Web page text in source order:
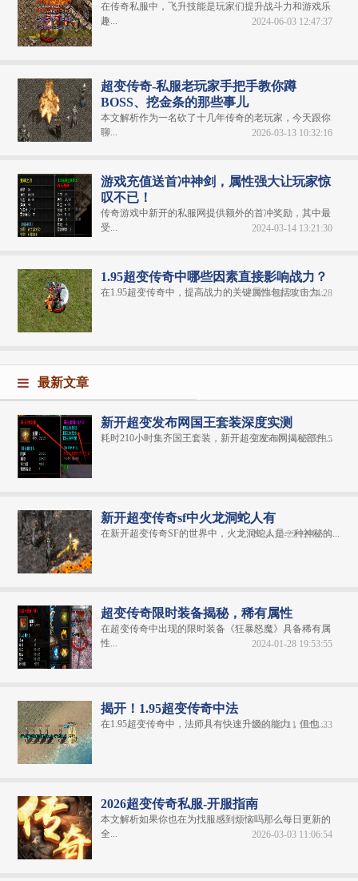
在传奇私服中，飞升技能是玩家们提升战斗力和游戏乐
趣...
2024-06-03 12:47:37
超变传奇-私服老玩家手把手教你蹲
BOSS、挖金条的那些事儿
本文解析作为一名砍了十几年传奇的老玩家，今天跟你
聊...
2026-03-13 10:32:16
游戏充值送首冲神剑，属性强大让玩家惊
叹不已！
传奇游戏中新开的私服网提供额外的首冲奖励，其中最
受...
2024-03-14 13:21:30
1.95超变传奇中哪些因素直接影响战力？
在1.95超变传奇中，提高战力的关键属性包括攻击力...
2024-01-24 18:54:28
最新文章
新开超变发布网国王套装深度实测
耗时210小时集齐国王套装，新开超变发布网揭秘部件...
2025-03-14 15:52:15
新开超变传奇sf中火龙洞蛇人有
在新开超变传奇SF的世界中，火龙洞蛇人是一种神秘的...
2024-10-22 12:10:34
超变传奇限时装备揭秘，稀有属性
在超变传奇中出现的限时装备《狂暴怒魔》具备稀有属
性...
2024-01-28 19:53:55
揭开！1.95超变传奇中法
在1.95超变传奇中，法师具有快速升级的能力，但也...
2024-01-11 18:51:33
2026超变传奇私服-开服指南
本文解析如果你也在为找服感到烦恼吗那么每日更新的
全...
2026-03-03 11:06:54